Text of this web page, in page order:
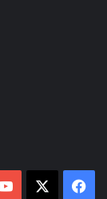
فيسبوك